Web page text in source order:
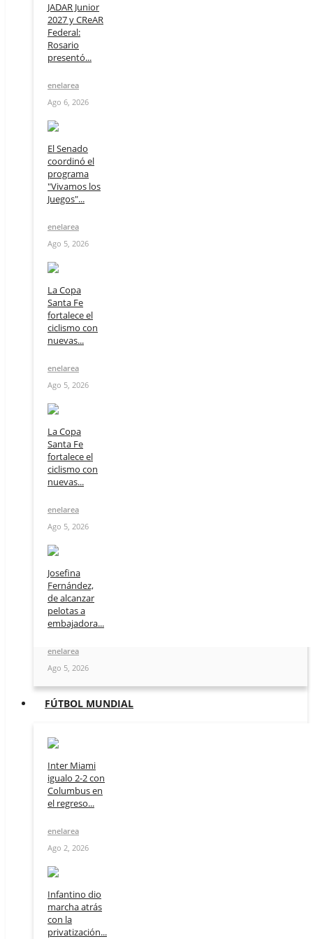
JADAR Junior
2027 y CReAR
Federal:
Rosario
presentó...
enelarea
Ago 6, 2026
El Senado
coordinó el
programa
"Vivamos los
Juegos"...
enelarea
Ago 5, 2026
La Copa
Santa Fe
fortalece el
ciclismo con
nuevas...
enelarea
Ago 5, 2026
La Copa
Santa Fe
fortalece el
ciclismo con
nuevas...
enelarea
Ago 5, 2026
Josefina
Fernández,
de alcanzar
pelotas a
embajadora...
enelarea
Ago 5, 2026
FÚTBOL MUNDIAL
Inter Miami
igualo 2-2 con
Columbus en
el regreso...
enelarea
Ago 2, 2026
Infantino dio
marcha atrás
con la
privatización...